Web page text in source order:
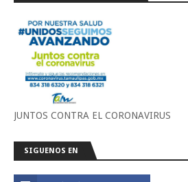
JUNTOS CONTRA EL CORONAVIRUS
SIGUENOS EN